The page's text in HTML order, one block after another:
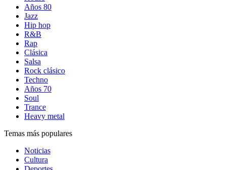
Años 80
Jazz
Hip hop
R&B
Rap
Clásica
Salsa
Rock clásico
Techno
Años 70
Soul
Trance
Heavy metal
Temas más populares
Noticias
Cultura